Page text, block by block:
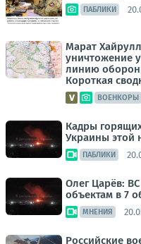
ПАБЛИКИ
Марат
уничтожение
линию
Короткая
ВОЕНКОРЫ
Кадры
Украины этой
ПАБЛИКИ
Олег Царёв:
объектам в 7
МНЕНИЯ
Российские